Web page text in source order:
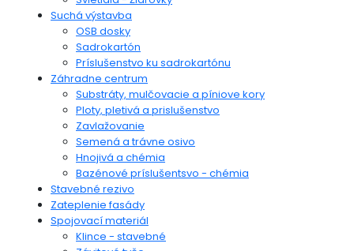
Suchá výstavba
OSB dosky
Sadrokartón
Príslušenstvo ku sadrokartónu
Záhradne centrum
Substráty, mulčovacie a píniove kory
Ploty, pletivá a prislušenstvo
Zavlažovanie
Semená a trávne osivo
Hnojivá a chémia
Bazénové príslušentsvo - chémia
Stavebné rezivo
Zateplenie fasády
Spojovací materiál
Klince - stavebné